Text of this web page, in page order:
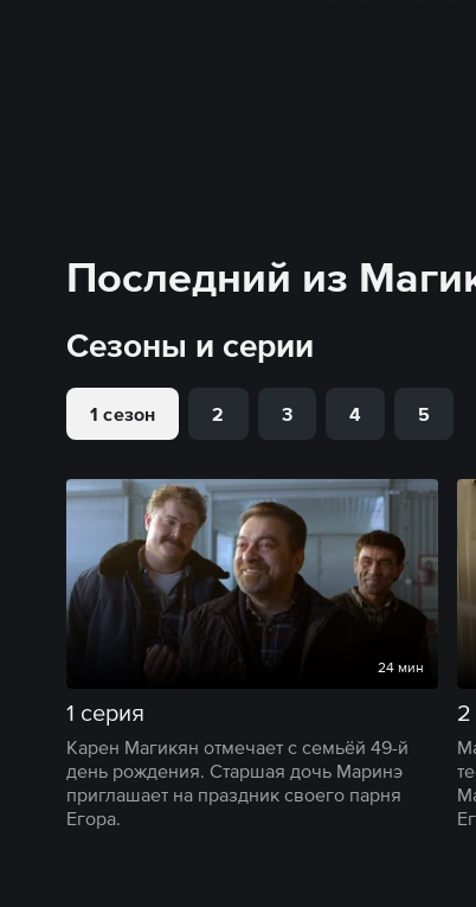
Последний из
Сезоны и серии
1 сезон 2 3 4 5
24 мин
1 серия
Карен Магикян отмечает с семьёй 49-й
день рождения. Старшая дочь Маринэ
приглашает на праздник своего парня
Егора.
2